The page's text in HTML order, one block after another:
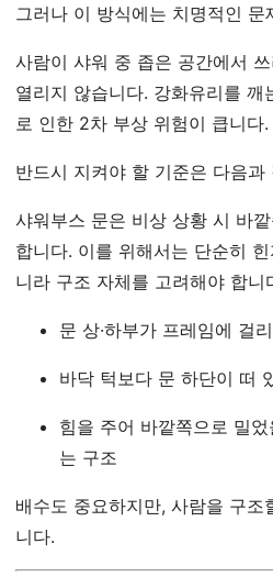
그러나 이 방식에는 치명적인 문
사람이 샤워 중 좁은 공간에서
열리지 않습니다. 강화유리를 깨
로 인한 2차 부상 위험이 큽니다.
반드시 지켜야 할 기준은 다음과
샤워부스 문은 비상 상황 시 바
합니다. 이를 위해서는 단순히
니라 구조 자체를 고려해야 합니
문 상·하부가 프레임에 걸
바닥 턱보다 문 하단이 떠
힘을 주어 바깥쪽으로 밀
는 구조
배수도 중요하지만, 사람을 구조
니다.